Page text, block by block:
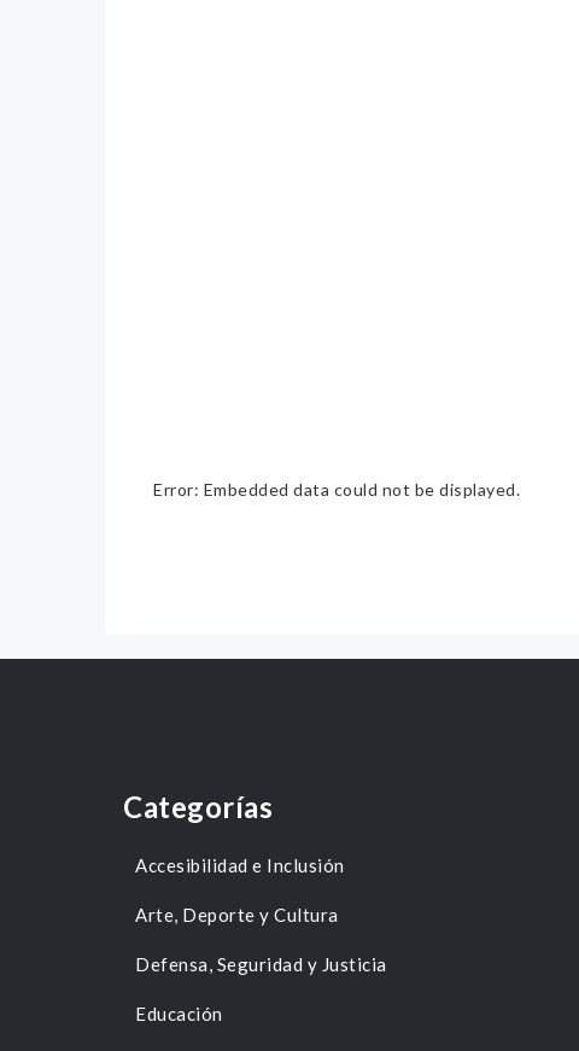
Error: Embedded data could not be displayed.
Categorías
Accesibilidad e Inclusión
Arte, Deporte y Cultura
Defensa, Seguridad y Justicia
Educación